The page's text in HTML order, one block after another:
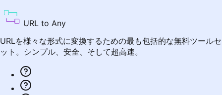
URL to Any
URLを様々な形式に変換するための最も包括的な無料ツールセ
ット。シンプル、安全、そして超高速。